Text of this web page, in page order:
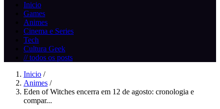
Inicio
Games
Animes
Cinema e Series
Tech
Cultura Geek
// todos os posts
Inicio /
Animes /
Eden of Witches encerra em 12 de agosto: cronologia e
compar...